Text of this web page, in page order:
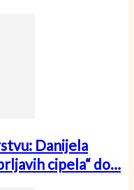
Danijela
cipela“ do…